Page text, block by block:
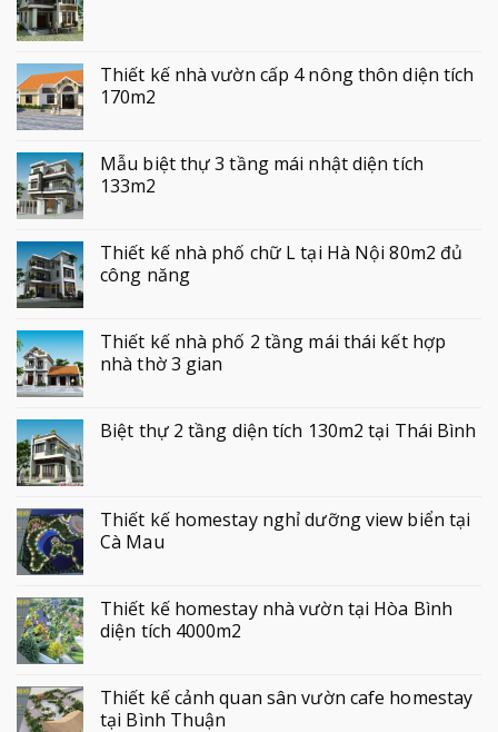
Thiết kế nhà vườn cấp 4 nông thôn diện tích
170m2
Mẫu biệt thự 3 tầng mái nhật diện tích
133m2
Thiết kế nhà phố chữ L tại Hà Nội 80m2 đủ
công năng
Thiết kế nhà phố 2 tầng mái thái kết hợp
nhà thờ 3 gian
Biệt thự 2 tầng diện tích 130m2 tại Thái Bình
Thiết kế homestay nghỉ dưỡng view biển tại
Cà Mau
Thiết kế homestay nhà vườn tại Hòa Bình
diện tích 4000m2
Thiết kế cảnh quan sân vườn cafe homestay
tại Bình Thuận